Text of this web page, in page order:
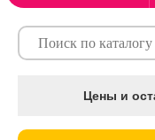
Цены и